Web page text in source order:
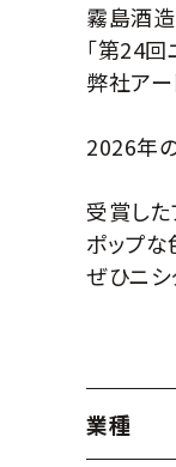
霧島酒
「第24回
弊社アー
2026年の
受賞し
ポップな
ぜひニシ
業種